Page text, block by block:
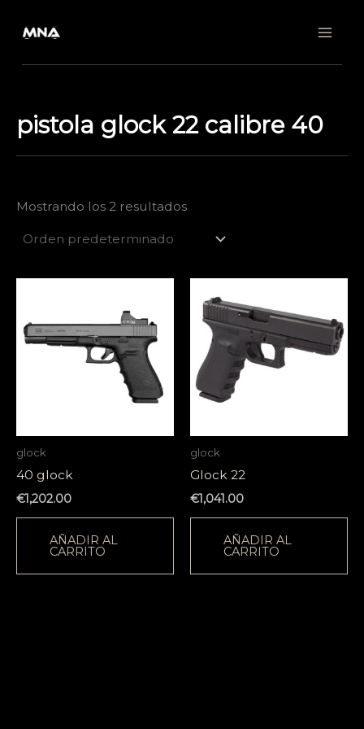
pistola glock 22 calibre 40
Mostrando los 2 resultados
glock
40 glock
€1,202.00
AÑADIR AL
CARRITO
glock
Glock 22
€1,041.00
AÑADIR AL
CARRITO